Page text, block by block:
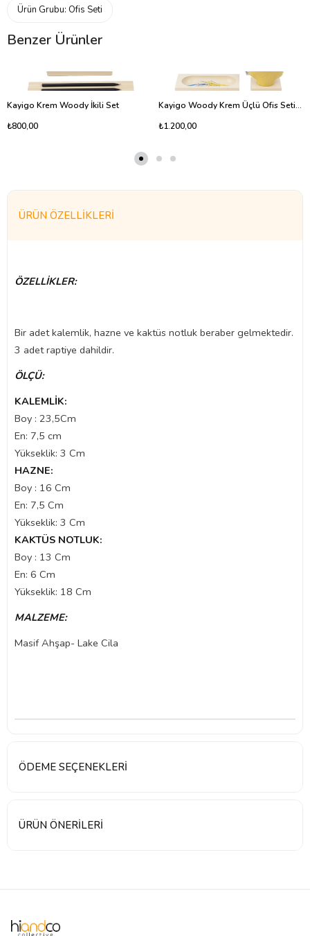
Ürün Grubu: Ofis Seti
Benzer Ürünler
Kayigo Krem Woody İkili Set
₺800,00
Kayigo Woody Krem Üçlü Ofis Seti - Sarı Ladin
₺1.200,00
ÜRÜN ÖZELLIKLERI
ÖZELLİKLER:
Bir adet kalemlik, hazne ve kaktüs notluk beraber gelmektedir.
3 adet raptiye dahildir.
ÖLÇÜ:
KALEMLİK:
Boy : 23,5Cm
En: 7,5 cm
Yükseklik: 3 Cm
HAZNE:
Boy : 16 Cm
En: 7,5 Cm
Yükseklik: 3 Cm
KAKTÜS NOTLUK:
Boy : 13 Cm
En: 6 Cm
Yükseklik: 18 Cm
MALZEME:
Masif Ahşap- Lake Cila
ÖDEME SEÇENEKLERI
ÜRÜN ÖNERILERI